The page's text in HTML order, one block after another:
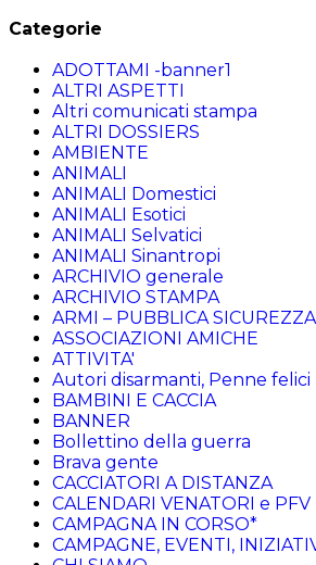
Categorie
ADOTTAMI -banner1
ALTRI ASPETTI
Altri comunicati stampa
ALTRI DOSSIERS
AMBIENTE
ANIMALI
ANIMALI Domestici
ANIMALI Esotici
ANIMALI Selvatici
ANIMALI Sinantropi
ARCHIVIO generale
ARCHIVIO STAMPA
ARMI – PUBBLICA SICUREZZA
ASSOCIAZIONI AMICHE
ATTIVITA'
Autori disarmanti, Penne felici
BAMBINI E CACCIA
BANNER
Bollettino della guerra
Brava gente
CACCIATORI A DISTANZA
CALENDARI VENATORI e PFV
CAMPAGNA IN CORSO*
CAMPAGNE, EVENTI,